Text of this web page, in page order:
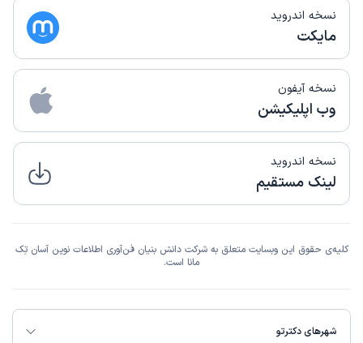
نسخه اندروید
مایکت
نسخه آیفون
وب اپلیکیشن
نسخه اندروید
لینک مستقیم
کلیه‌ی حقوق این وبسایت متعلق به شرکت دانش بنیان فن‌آوری اطلاعات نوین آسان تِک
مانا است.
شهرهای دکترتو